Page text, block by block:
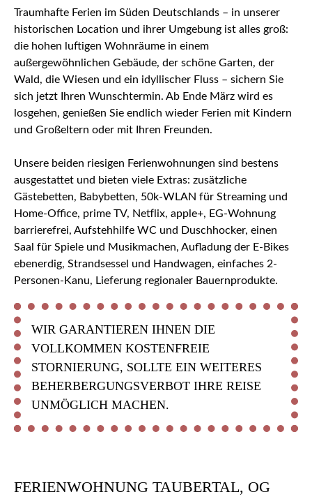
Traumhafte Ferien im Süden Deutschlands – in unserer
historischen Location und ihrer Umgebung ist alles groß:
die hohen luftigen Wohnräume in einem
außergewöhnlichen Gebäude, der schöne Garten, der
Wald, die Wiesen und ein idyllischer Fluss – sichern Sie
sich jetzt Ihren Wunschtermin. Ab Ende März wird es
losgehen, genießen Sie endlich wieder Ferien mit Kindern
und Großeltern oder mit Ihren Freunden.
Unsere beiden riesigen Ferienwohnungen sind bestens
ausgestattet und bieten viele Extras: zusätzliche
Gästebetten, Babybetten, 50k-WLAN für Streaming und
Home-Office, prime TV, Netflix, apple+, EG-Wohnung
barrierefrei, Aufstehhilfe WC und Duschhocker, einen
Saal für Spiele und Musikmachen, Aufladung der E-Bikes
ebenerdig, Strandsessel und Handwagen, einfaches 2-
Personen-Kanu, Lieferung regionaler Bauernprodukte.
WIR GARANTIEREN IHNEN DIE
VOLLKOMMEN KOSTENFREIE
STORNIERUNG, SOLLTE EIN WEITERES
BEHERBERGUNGSVERBOT IHRE REISE
UNMÖGLICH MACHEN.
FERIENWOHNUNG TAUBERTAL, OG